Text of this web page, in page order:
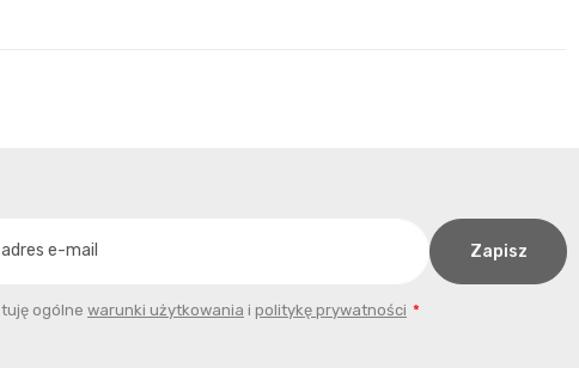
ogólne warunki użytkowania i politykę prywatności